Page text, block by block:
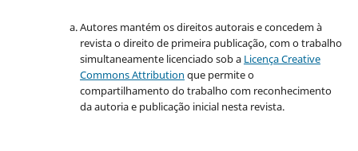
Autores mantém os direitos autorais e concedem à
revista o direito de primeira publicação, com o trabalho
simultaneamente licenciado sob a Licença Creative
Commons Attribution que permite o
compartilhamento do trabalho com reconhecimento
da autoria e publicação inicial nesta revista.